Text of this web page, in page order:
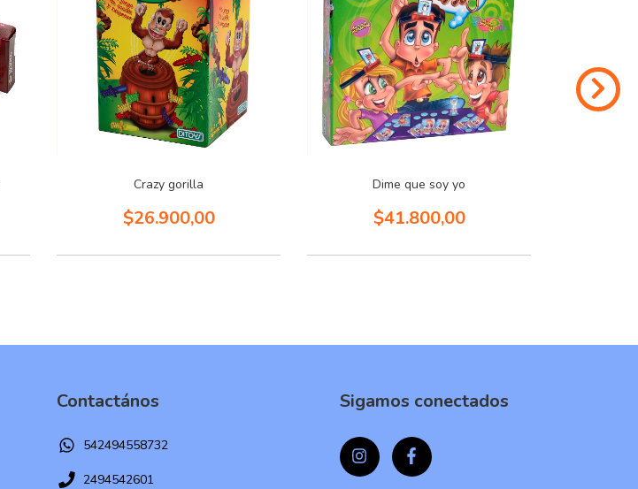
Crazy gorilla
$26.900,00
Dime que soy yo
$41.800,00
Contactános
542494558732
2494542601
Sigamos conectados